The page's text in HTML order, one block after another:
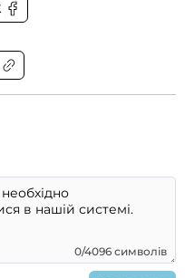
0/4096 символів